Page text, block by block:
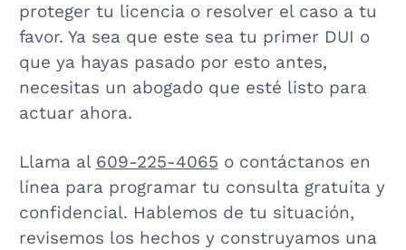
proteger tu licencia o resolver el caso a tu
favor. Ya sea que este sea tu primer DUI o
que ya hayas pasado por esto antes,
necesitas un abogado que esté listo para
actuar ahora.
Llama al 609-225-4065 o contáctanos en
línea para programar tu consulta gratuita y
confidencial. Hablemos de tu situación,
revisemos los hechos y construyamos una